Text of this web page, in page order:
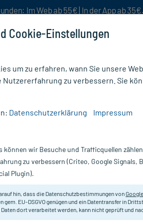
Im Web ab 55€ | In der App ab
Nur für kurze Zeit:Gratis-Versand* ab
mit Aminfluorid,
Elmex
Cookie-Einstellungen
um zu erfahren, wann Sie unsere
Nutzererfahrung zu verbessern. Sie
Datenschutzerklärung Impressum
können wir Besuche und Trafficquellen
zu verbessern (Criteo, Google Signals,
Plugin).
hin, dass die Datenschutzbestimmungen von
gem. EU-DSGVO genügen und ein Datentransfer in
Daten dort verarbeitet werden, kann nicht geprüft und